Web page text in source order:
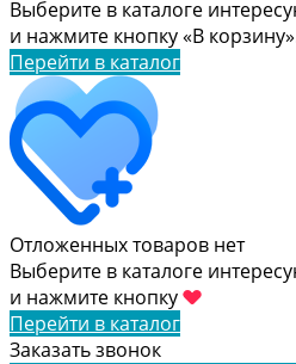
Выберите в каталоге
и нажмите кнопку «В
Перейти в каталог
Отложенных товаров нет
Выберите в каталоге
и нажмите кнопку
Перейти в каталог
Заказать звонок